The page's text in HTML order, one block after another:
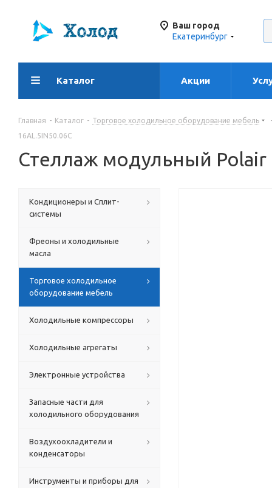
Ваш город
Екатеринбург
Каталог Акции
Главная - Каталог - Торговое холодильное оборудование мебель -
16AL.5IN50.06C
Стеллаж модульный Polair
Кондиционеры и Сплит-
системы
Фреоны и холодильные
масла
Торговое холодильное
оборудование мебель
Холодильные компрессоры
Холодильные агрегаты
Электронные устройства
Запасные части для
холодильного оборудования
Воздухоохладители и
конденсаторы
Инструменты и приборы для